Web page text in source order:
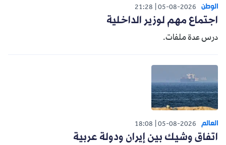
الوطن 05-08-2026
21:28
اجتماع مهم لوزير الداخلية
درس عدة ملفات.
العالم 05-08-2026
18:08
اتفاق وشيك بين إيران ودولة عربية